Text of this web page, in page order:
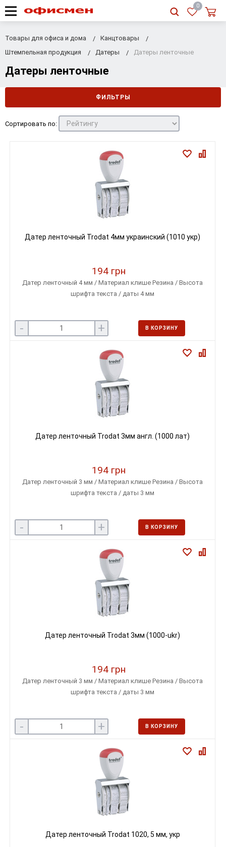
RU
0
Товары для офиса и дома
Канцтовары
Штемпельная продукция
Датеры Датеры ленточные
Датеры ленточные
ФИЛЬТРЫ
Сортировать по:
Датер ленточный Trodat 4мм украинский (1010 укр)
194 грн
Датер ленточный 4 мм / Материал клише Резина / Высота
шрифта текста / даты 4 мм
- + В КОРЗИНУ
Датер ленточный Trodat 3мм англ. (1000 лат)
194 грн
Датер ленточный 3 мм / Материал клише Резина / Высота
шрифта текста / даты 3 мм
- + В КОРЗИНУ
Датер ленточный Trodat 3мм (1000-ukr)
194 грн
Датер ленточный 3 мм / Материал клише Резина / Высота
шрифта текста / даты 3 мм
- + В КОРЗИНУ
Датер ленточный Trodat 1020, 5 мм, укр